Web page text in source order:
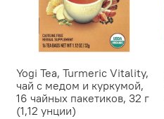
Yogi Tea, Turmeric Vitality,
чай с медом и куркумой,
16 чайных пакетиков, 32 г
(1,12 унции)